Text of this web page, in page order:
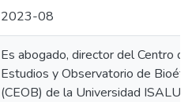
2023-08
Es abogado, director del Centro de
Estudios y Observatorio de
(CEOB) de la Universidad